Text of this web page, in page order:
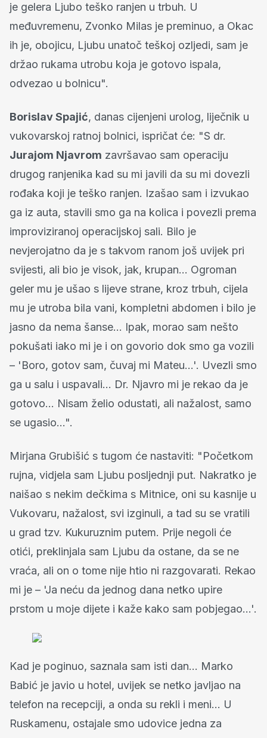
je gelera Ljubo teško ranjen u trbuh. U
međuvremenu, Zvonko Milas je preminuo, a Okac
ih je, obojicu, Ljubu unatoč teškoj ozljedi, sam je
držao rukama utrobu koja je gotovo ispala,
odvezao u bolnicu".
Borislav Spajić, danas cijenjeni urolog, liječnik u
vukovarskoj ratnoj bolnici, ispričat će: "S dr.
Jurajom Njavrom završavao sam operaciju
drugog ranjenika kad su mi javili da su mi dovezli
rođaka koji je teško ranjen. Izašao sam i izvukao
ga iz auta, stavili smo ga na kolica i povezli prema
improviziranoj operacijskoj sali. Bilo je
nevjerojatno da je s takvom ranom još uvijek pri
svijesti, ali bio je visok, jak, krupan… Ogroman
geler mu je ušao s lijeve strane, kroz trbuh, cijela
mu je utroba bila vani, kompletni abdomen i bilo je
jasno da nema šanse… Ipak, morao sam nešto
pokušati iako mi je i on govorio dok smo ga vozili
– 'Boro, gotov sam, čuvaj mi Mateu…'. Uvezli smo
ga u salu i uspavali… Dr. Njavro mi je rekao da je
gotovo… Nisam želio odustati, ali nažalost, samo
se ugasio…".
Mirjana Grubišić s tugom će nastaviti: "Početkom
rujna, vidjela sam Ljubu posljednji put. Nakratko je
naišao s nekim dečkima s Mitnice, oni su kasnije u
Vukovaru, nažalost, svi izginuli, a tad su se vratili
u grad tzv. Kukuruznim putem. Prije negoli će
otići, preklinjala sam Ljubu da ostane, da se ne
vraća, ali on o tome nije htio ni razgovarati. Rekao
mi je – 'Ja neću da jednog dana netko upire
prstom u moje dijete i kaže kako sam pobjegao…'.
Kad je poginuo, saznala sam isti dan… Marko
Babić je javio u hotel, uvijek se netko javljao na
telefon na recepciji, a onda su rekli i meni… U
Ruskamenu, ostajale smo udovice jedna za